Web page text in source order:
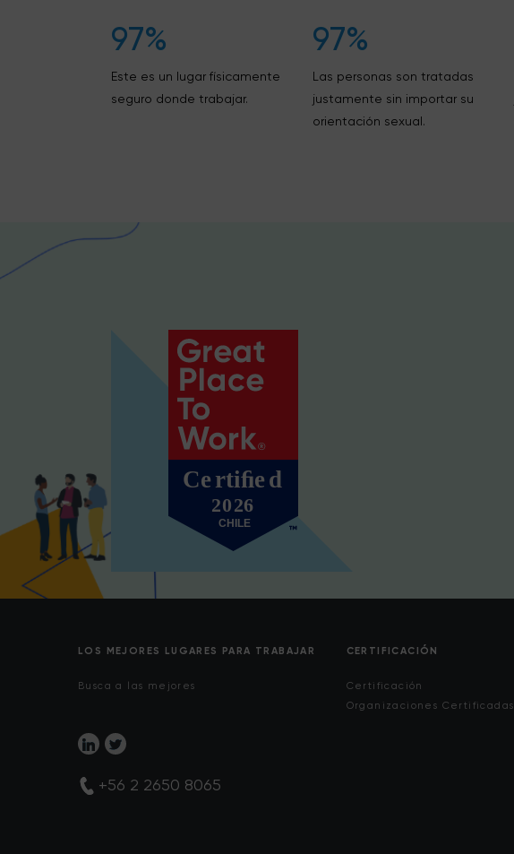
97%
Este es un lugar físicamente
seguro donde trabajar.
97%
Las personas son tratadas
justamente sin importar su
orientación sexual.
LOS MEJORES LUGARES PARA TRABAJAR
Busca a las mejores
CERTIFICACIÓN
Certificación
Organizaciones Certificadas
+56 2 2650 8065